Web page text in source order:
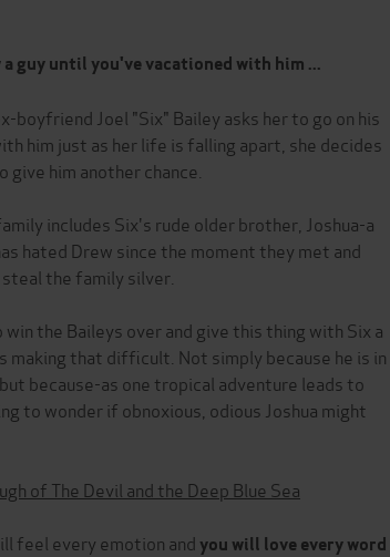
guy until you've vacationed with him ...
boyfriend Joel "Six" Bailey asks her to go on his
him just as her life is falling apart, she decides
him another chance.
includes Six's rude older brother, Joshua-a
hated Drew since the moment they met and
the family silver.
the Baileys over and give this thing with Six a
making that difficult. Not simply because he is in
because-as one tropical adventure leads to
to wonder if obnoxious, odious Joshua might
of The Devil and the Deep Blue Sea
feel every emotion and you will love every word